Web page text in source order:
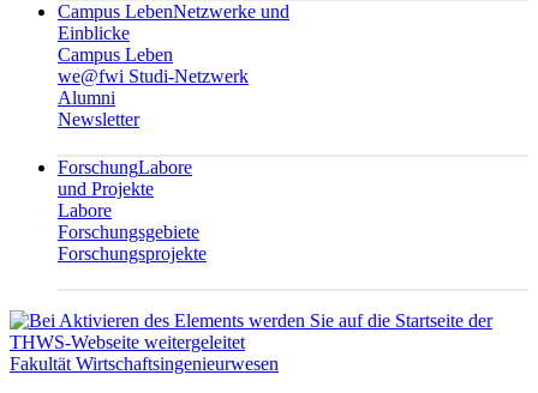
Campus LebenNetzwerke und
Einblicke
Campus Leben
we@fwi Studi-Netzwerk
Alumni
Newsletter
ForschungLabore
und Projekte
Labore
Forschungsgebiete
Forschungsprojekte
Fakultät Wirtschaftsingenieurwesen